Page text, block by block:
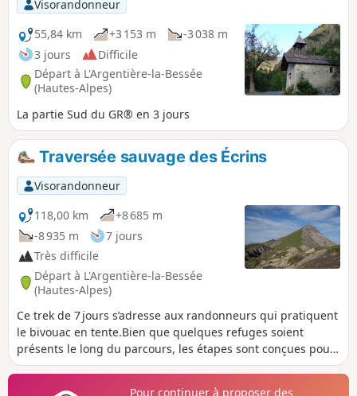
Visorandonneur
55,84 km
+3 153 m
-3 038 m
3 jours
Difficile
Départ à L'Argentière-la-Bessée
(Hautes-Alpes)
La partie Sud du GR® en 3 jours
Traversée sauvage des Écrins
Visorandonneur
118,00 km
+8 685 m
-8 935 m
7 jours
Très difficile
Départ à L'Argentière-la-Bessée
(Hautes-Alpes)
Ce trek de 7 jours s’adresse aux randonneurs qui pratiquent
le bivouac en tente.Bien que quelques refuges soient
présents le long du parcours, les étapes sont conçues pour
ceux qui souhaitent dormir en pleine nature.Le circuit
Pour continuer à proposer des